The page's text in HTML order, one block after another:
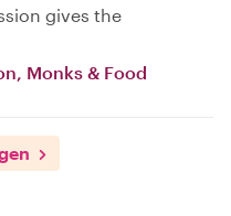
gives the
Monks & Food